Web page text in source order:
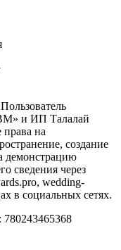
и ИП Талалай
на
создание
демонстрацию
сведения через
wedding-
в социальных сетях.